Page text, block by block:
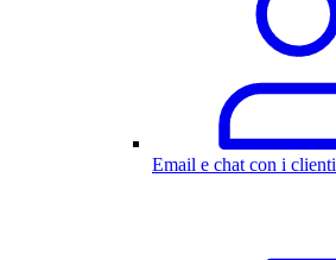
Email e chat con i clienti